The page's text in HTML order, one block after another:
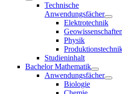
Technische
Anwendungsfächer
Elektrotechnik
Physik
Studieninhalt
Bachelor Mathematik
Anwendungsfächer
Biologie